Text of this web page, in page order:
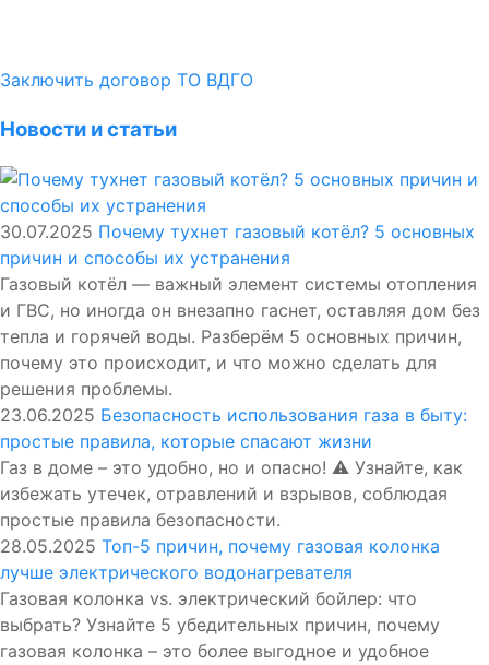
Заключить договор ТО ВДГО
Новости и статьи
30.07.2025 Почему тухнет газовый котёл? 5 основных
причин и способы их устранения
Газовый котёл — важный элемент системы отопления
и ГВС, но иногда он внезапно гаснет, оставляя дом без
тепла и горячей воды. Разберём 5 основных причин,
почему это происходит, и что можно сделать для
решения проблемы.
23.06.2025 Безопасность использования газа в быту:
простые правила, которые спасают жизни
Газ в доме – это удобно, но и опасно! ⚠️ Узнайте, как
избежать утечек, отравлений и взрывов, соблюдая
простые правила безопасности.
28.05.2025 Топ-5 причин, почему газовая колонка
лучше электрического водонагревателя
Газовая колонка vs. электрический бойлер: что
выбрать? Узнайте 5 убедительных причин, почему
газовая колонка – это более выгодное и удобное